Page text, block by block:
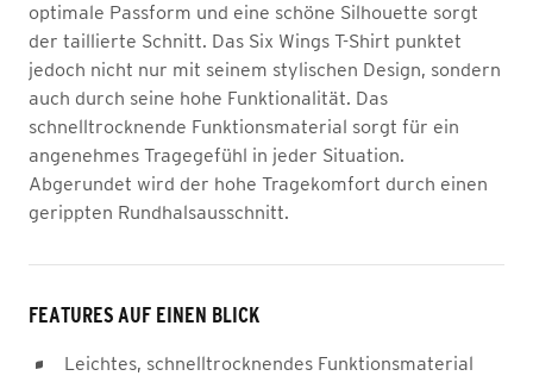
optimale Passform und eine schöne Silhouette sorgt
der taillierte Schnitt. Das Six Wings T-Shirt punktet
jedoch nicht nur mit seinem stylischen Design, sondern
auch durch seine hohe Funktionalität. Das
schnelltrocknende Funktionsmaterial sorgt für ein
angenehmes Tragegefühl in jeder Situation.
Abgerundet wird der hohe Tragekomfort durch einen
gerippten Rundhalsausschnitt.
FEATURES AUF EINEN BLICK
Leichtes, schnelltrocknendes Funktionsmaterial